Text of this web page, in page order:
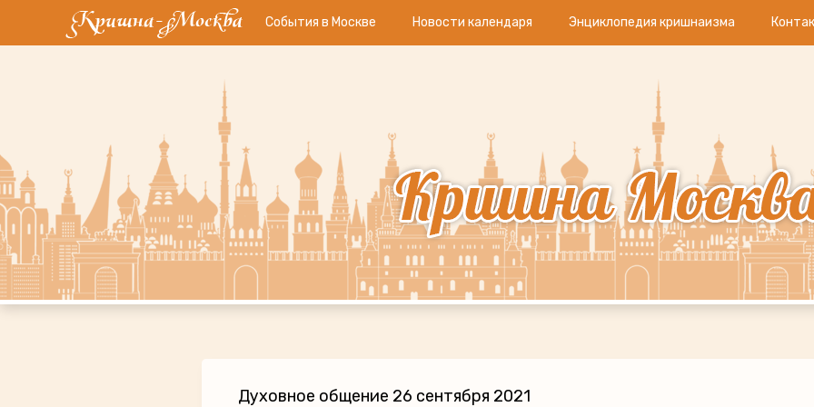
События в Москве Новости календаря Энциклопедия кришнаизма
Духовное общение 26 сентября 2021